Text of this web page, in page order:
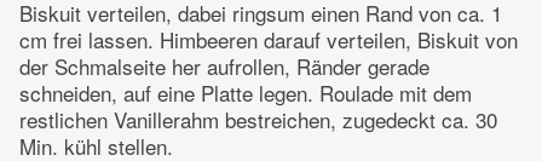
Biskuit verteilen, dabei ringsum einen Rand von ca. 1
cm frei lassen. Himbeeren darauf verteilen, Biskuit von
der Schmalseite her aufrollen, Ränder gerade
schneiden, auf eine Platte legen. Roulade mit dem
restlichen Vanillerahm bestreichen, zugedeckt ca. 30
Min. kühl stellen.